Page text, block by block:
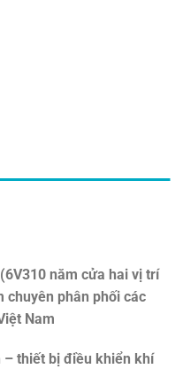
năm cửa hai vị trí
chuyên phân phối các
Nam
– thiết bị điều khiển khí